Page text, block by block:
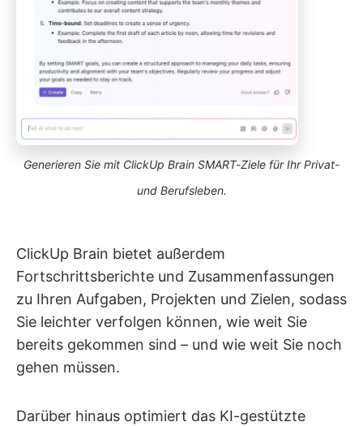
Generieren Sie mit ClickUp Brain SMART-Ziele für Ihr Privat-
und Berufsleben.
ClickUp Brain bietet außerdem
Fortschrittsberichte und Zusammenfassungen
zu Ihren Aufgaben, Projekten und Zielen, sodass
Sie leichter verfolgen können, wie weit Sie
bereits gekommen sind – und wie weit Sie noch
gehen müssen.
Darüber hinaus optimiert das KI-gestützte